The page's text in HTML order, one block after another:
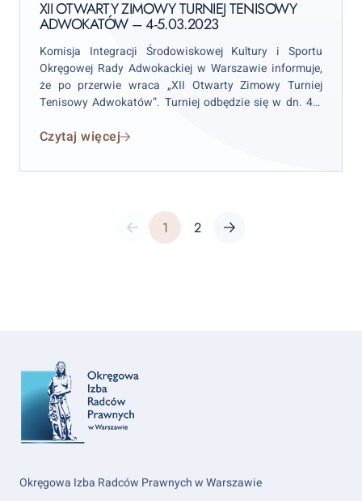
Tenisowy
Adwokatów
5.03.2023
XII OTWARTY ZIMOWY TURNIEJ TENISOWY
ADWOKATÓW – 4-5.03.2023
Komisja Integracji Środowiskowej Kultury i Sportu
Okręgowej Rady Adwokackiej w Warszawie informuje,
że po przerwie wraca „XII Otwarty Zimowy Turniej
Tenisowy Adwokatów”. Turniej odbędzie się w dn. 4-5
Myśliwiecka 4A, w Warszawie. Organizowany jest we
Czytaj więcej
Previous page Page
1 Page
2 Next page
Okręgowa Izba Radców Prawnych w Warszawie